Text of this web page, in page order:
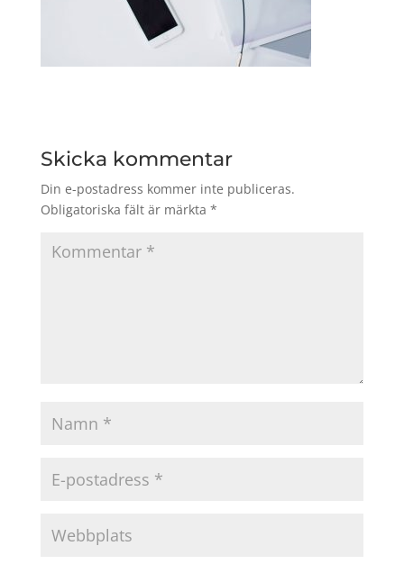
Skicka kommentar
Din e-postadress kommer inte publiceras.
Obligatoriska fält är märkta *